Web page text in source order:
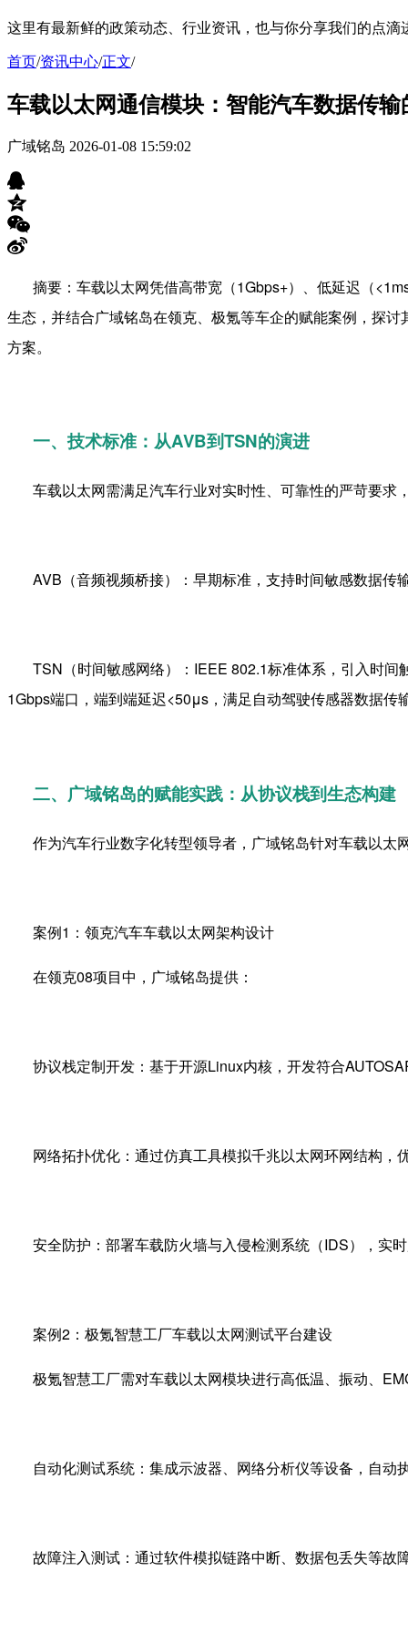
这里有最新鲜的政策动态、行业资讯，也与你分享我们的点滴
首页/资讯中心/正文/
车载以太网通信模块：智能汽车数据传
广域铭岛 2026-01-08 15:59:02
摘要：车载以太网凭借高带宽（1Gbps+）、低延迟（
生态，并结合广域铭岛在领克、极氪等车企的赋能案例，探
方案。
一、技术标准：从AVB到TSN的演进
车载以太网需满足汽车行业对实时性、可靠性的严苛要求
AVB （音频视频桥接）：早期标准，支持时间敏感数据
TSN （时间敏感网络）： IEEE 802.1标准体系，引入时间
1Gbps端口，端到端延迟<50μs ，满足自动驾驶传感器数据传
二、广域铭岛的赋能实践：从协议栈到生态构建
作为汽车行业数字化转型领导者，广域铭岛针对车载以太
案例1 ：领克汽车车载以太网架构设计
在领克08项目中，广域铭岛提供：
协议栈定制开发：基于开源Linux内核，开发符合
网络拓扑优化：通过仿真工具模拟千兆以太网环网结构
安全防护：部署车载防火墙与入侵检测系统（IDS），实
案例2 ：极氪智慧工厂车载以太网测试平台建设
极氪智慧工厂需对车载以太网模块进行高低温、振动、
自动化测试系统：集成示波器、网络分析仪等设备，自
故障注入测试：通过软件模拟链路中断、数据包丢失等故